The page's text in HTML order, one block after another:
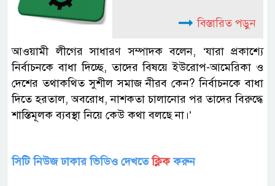
বিস্তারিত পড়ুন
আওয়ামী লীগের সাধারণ সম্পাদক বলেন, ‘যারা প্রকাশ্যে
নির্বাচনকে বাধা দিচ্ছে, তাদের বিষয়ে ইউরোপ-আমেরিকা ও
দেশের তথাকথিত সুশীল সমাজ নীরব কেন? নির্বাচনকে বাধা
দিতে হরতাল, অবরোধ, নাশকতা চালানোর পর তাদের বিরুদ্ধে
শাস্তিমূলক ব্যবস্থা নিয়ে কেউ কথা বলছে না।’
সিটি নিউজ ঢাকার ভিডিও দেখতেক্লিক ‍করুন